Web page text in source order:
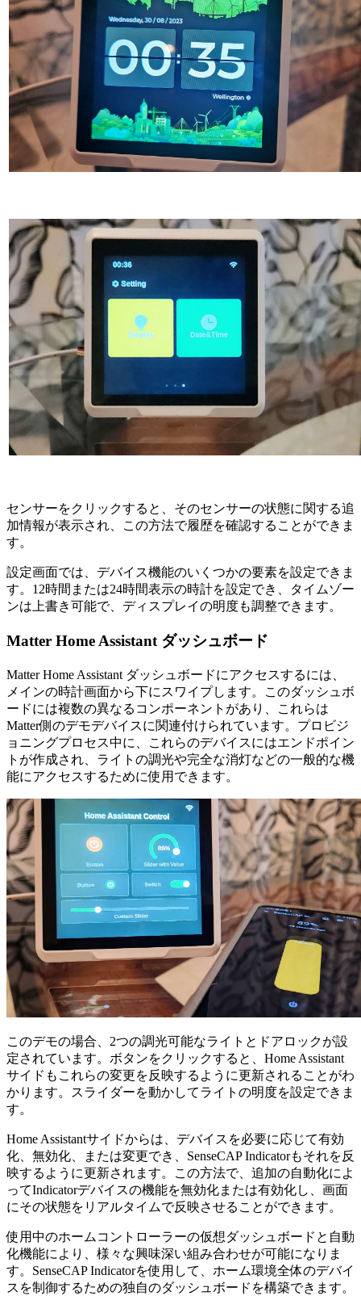
センサーをクリックすると、そのセンサーの状態に関する追
加情報が表示され、この方法で履歴を確認することができま
す。
設定画面では、デバイス機能のいくつかの要素を設定できま
す。12時間または24時間表示の時計を設定でき、タイムゾー
ンは上書き可能で、ディスプレイの明度も調整できます。
Matter Home Assistant ダッシュボード
Matter Home Assistant ダッシュボードにアクセスするには、
メインの時計画面から下にスワイプします。このダッシュボ
ードには複数の異なるコンポーネントがあり、これらは
Matter側のデモデバイスに関連付けられています。プロビジ
ョニングプロセス中に、これらのデバイスにはエンドポイン
トが作成され、ライトの調光や完全な消灯などの一般的な機
能にアクセスするために使用できます。
このデモの場合、2つの調光可能なライトとドアロックが設
定されています。ボタンをクリックすると、Home Assistant
サイドもこれらの変更を反映するように更新されることがわ
かります。スライダーを動かしてライトの明度を設定できま
す。
Home Assistantサイドからは、デバイスを必要に応じて有効
化、無効化、または変更でき、SenseCAP Indicatorもそれを反
映するように更新されます。この方法で、追加の自動化によ
ってIndicatorデバイスの機能を無効化または有効化し、画面
にその状態をリアルタイムで反映させることができます。
使用中のホームコントローラーの仮想ダッシュボードと自動
化機能により、様々な興味深い組み合わせが可能になりま
す。SenseCAP Indicatorを使用して、ホーム環境全体のデバイ
スを制御するための独自のダッシュボードを構築できます。